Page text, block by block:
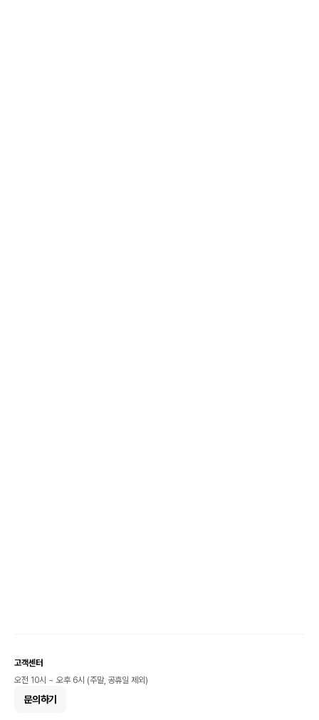
고객센터
오전 10시 ~ 오후 6시 (주말, 공휴일 제외)
문의하기